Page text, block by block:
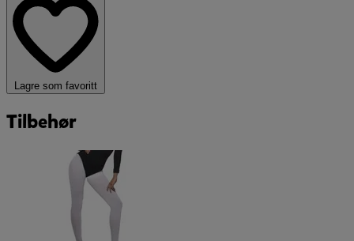
Lagre som favoritt
Tilbehør